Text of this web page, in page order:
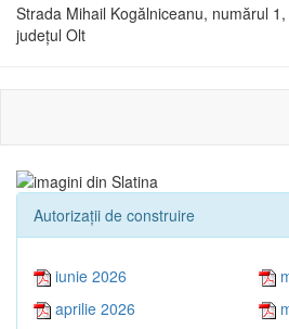
Strada Mihail Kogălniceanu, numărul
județul Olt
Autorizaţii de construire
iunie 2026
aprilie 2026